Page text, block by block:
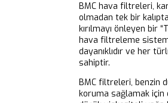
BMC hava filtreleri,
olmadan tek bir
kırılmayı önleyen bir
hava filtreleme
dayanıklıdır ve her
sahiptir.
BMC filtreleri, benzin
koruma sağlamak için